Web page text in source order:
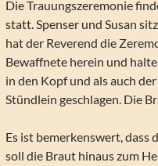
Die Trauungszeremonie
statt. Spenser und Susan
hat der Reverend die
Bewaffnete herein und
in den Kopf und als auch
Stündlein geschlagen. Die
Es ist bemerkenswert, dass
soll die Braut hinaus zum